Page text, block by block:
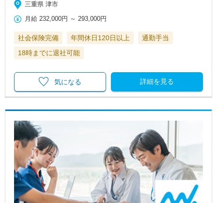
三重県 津市
月給 232,000円 ～293,000円
社会保険完備 年間休日120日以上
通勤手当
18時までに退社可能
詳細を見る
気になる